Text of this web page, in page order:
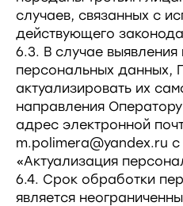
случаев, связанных с
действующего
6.3. В случае выявления
персональных данных,
актуализировать их
направления
адрес электронной
m.polimera@yandex.ru с
«Актуализация
6.4. Срок обработки
является